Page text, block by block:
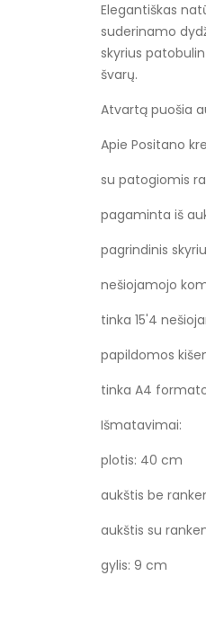
Elegantiškas
suderinamo
skyrius
švarų.
Atvartą puošia
Apie Positano
su patogiomis
pagaminta iš
pagrindinis
nešiojamojo
tinka 15'4
papildomos
tinka A4
Išmatavimai:
plotis: 40 cm
aukštis be
aukštis su
gylis: 9 cm